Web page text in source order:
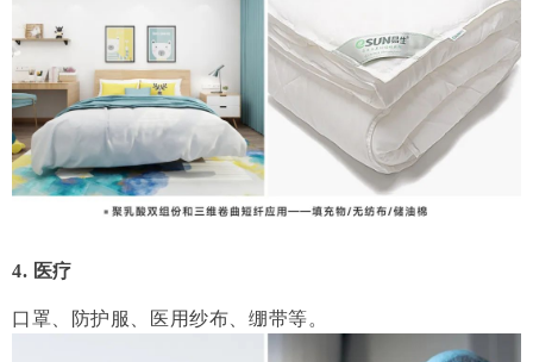
4. 医疗
口罩、防护服、医用纱布、绷带等。